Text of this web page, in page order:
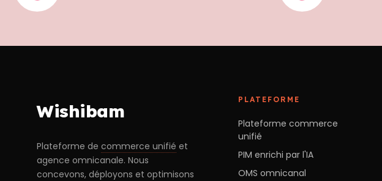
Wishibam
Plateforme de commerce unifié et
agence omnicanale. Nous
concevons, déployons et optimisons
PLATEFORME
Plateforme commerce
unifié
PIM enrichi par l'IA
OMS omnicanal